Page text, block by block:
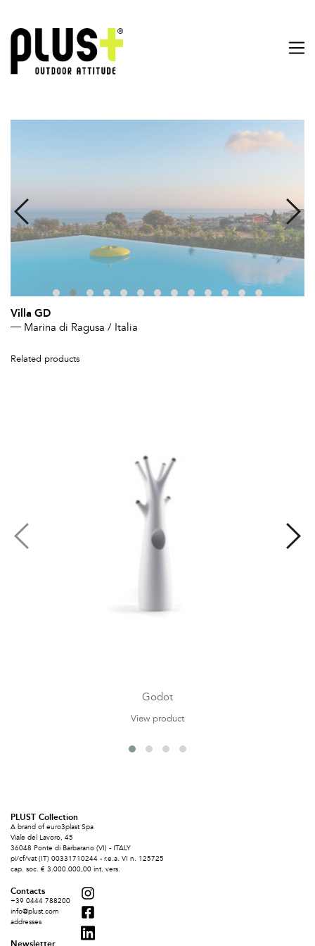
Villa GD
Marina di Ragusa / Italia
Related products
Godot
View product
PLUST Collection
A brand of euro3plast Spa
Viale del Lavoro, 45
36048 Ponte di Barbarano (VI) - ITALY
pi/cf/vat (IT) 00331710244 - r.e.a. VI n. 125725
cap. soc. € 3.000.000,00 int. vers.
Contacts
+39 0444 788200
info@plust.com
addresses